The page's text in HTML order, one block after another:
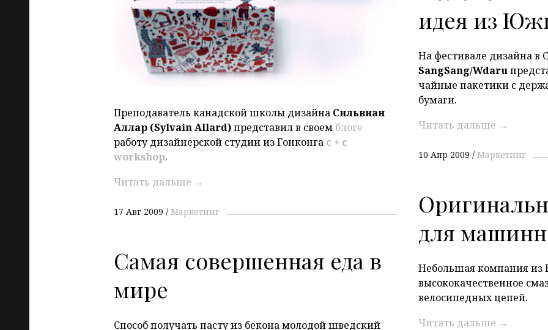
Преподаватель канадской школы дизайна Сильвиан
Аллар (Sylvain Allard)представил в своем блоге
работу дизайнерской студии из Гонконга c + c
workshop.
Читать дальше →
17 Авг 2009 Маркетинг
идея из
На фестивале дизайна в
SangSang/Wdaru
чайные пакетики с
бумаги.
Читать дальше →
10 Апр 2009 Маркетинг
для
Небольшая компания из
высококачественное
велосипедных цепей.
Читать дальше →
Самая совершенная еда в
мире
Способ получать пасту из бекона молодой шведский